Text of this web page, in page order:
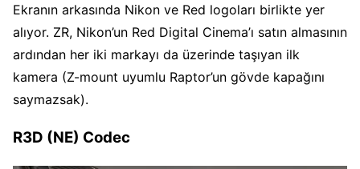
Ekranın arkasında Nikon ve Red logoları birlikte yer
alıyor. ZR, Nikon’un Red Digital Cinema’ı satın almasının
ardından her iki markayı da üzerinde taşıyan ilk
kamera (Z-mount uyumlu Raptor’un gövde kapağını
saymazsak).
R3D (NE) Codec